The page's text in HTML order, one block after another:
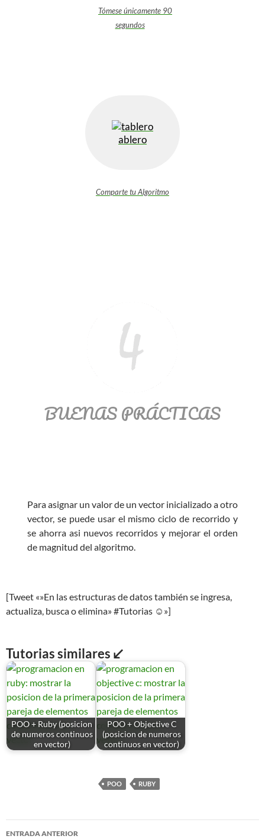
Tómese únicamente 90
segundos
ablero
Comparte tu Algoritmo
BUENAS PRÁCTICAS
Para asignar un valor de un vector inicializado a otro
vector, se puede usar el mismo ciclo de recorrido y
se ahorra asi nuevos recorridos y mejorar el orden
de magnitud del algoritmo.
[Tweet «»En las estructuras de datos también se ingresa,
actualiza, busca o elimina» #Tutorias ☺»]
Tutorias similares ↙
POO + Ruby (posicion
de numeros continuos
en vector)
POO + Objective C
(posicion de numeros
continuos en vector)
POO RUBY
Navegación
ENTRADA ANTERIOR